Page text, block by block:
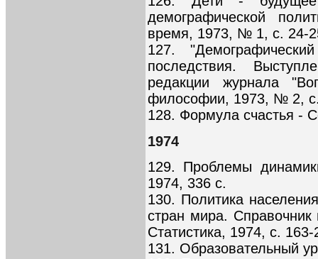
демографической
время, 1973, № 1, с. 24-
127.
последствия.
редакции журнала
философии, 1973, № 2,
128. Формула счастья -
1974
129. Проблемы
1974, 336 с.
130. Политика
стран мира.
Статистика, 1974, с. 163-
131. Образовательный